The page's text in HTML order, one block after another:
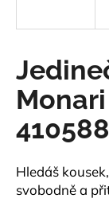
410588
Hledáš
svobodně a
t
?